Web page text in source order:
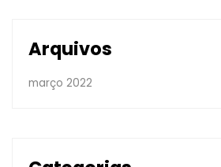
Arquivos
março 2022